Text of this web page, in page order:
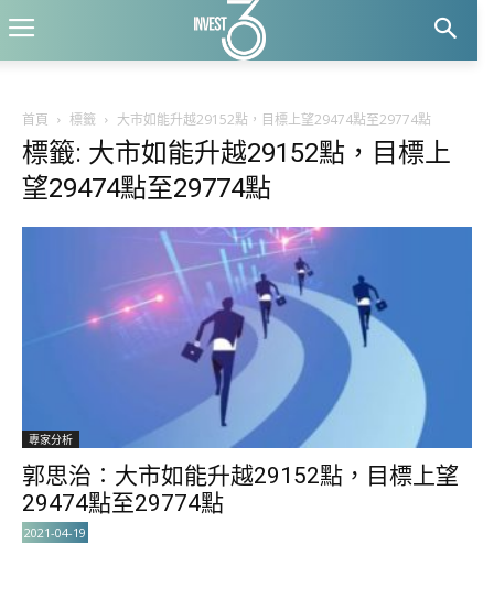
首頁 標籤 大市如能升越29152點，目標上望29474點至29774點
標籤: 大市如能升越29152點，目標上
望29474點至29774點
專家分析
郭思治∶大市如能升越29152點，目標上望
29474點至29774點
2021-04-19